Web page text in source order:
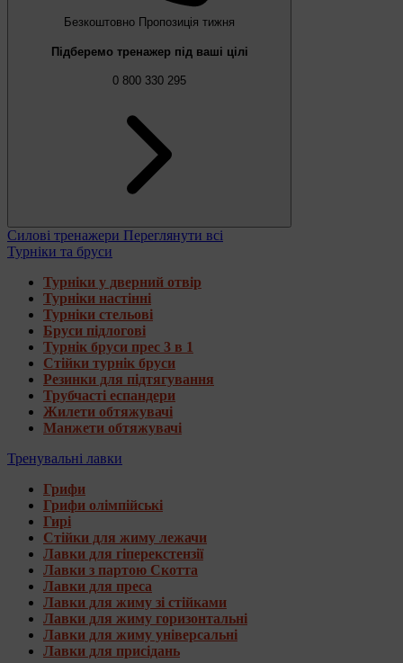
Безкоштовно Пропозиція тижня
Підберемо тренажер під ваші цілі
0 800 330 295
Силові тренажери Переглянути всі
Турніки та бруси
Турніки у дверний отвір
Турніки настінні
Турніки стельові
Бруси підлогові
Турнік бруси прес 3 в 1
Стійки турнік бруси
Резинки для підтягування
Трубчасті еспандери
Жилети обтяжувачі
Манжети обтяжувачі
Тренувальні лавки
Грифи
Грифи олімпійські
Гирі
Стійки для жиму лежачи
Лавки для гіперекстензії
Лавки з партою Скотта
Лавки для преса
Лавки для жиму зі стійками
Лавки для жиму горизонтальні
Лавки для жиму універсальні
Лавки для присідань